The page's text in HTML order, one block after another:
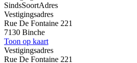
SindsSoortAdres
Vestigingsadres
Rue De Fontaine 221
7130 Binche
Toon op kaart
Vestigingsadres
Rue De Fontaine 221